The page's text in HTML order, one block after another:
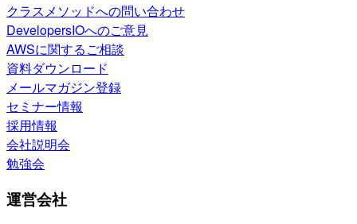
クラスメソッドへの問い合わせ
DevelopersIOへのご意見
AWSに関するご相談
資料ダウンロード
メールマガジン登録
セミナー情報
採用情報
会社説明会
勉強会
運営会社